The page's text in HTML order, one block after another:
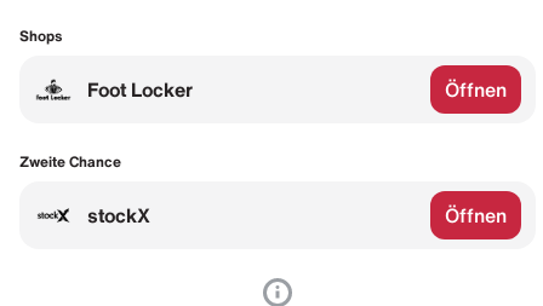
Shops
Foot Locker Öffnen
Zweite Chance
stockX Öffnen